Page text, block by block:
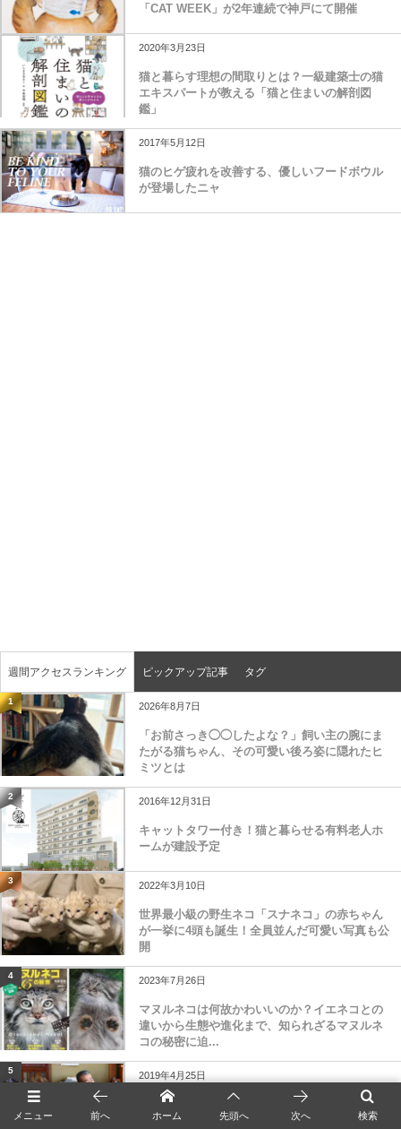
「CAT WEEK」が2年連続で神戸にて開催
2020年3月23日
猫と暮らす理想の間取りとは？一級建築士の猫
エキスパートが教える「猫と住まいの解剖図
鑑」
2017年5月12日
猫のヒゲ疲れを改善する、優しいフードボウル
が登場したニャ
週間アクセスランキング ピックアップ記事 タグ
1 2026年8月7日
「お前さっき◯◯したよな？」飼い主の腕にま
たがる猫ちゃん、その可愛い後ろ姿に隠れたヒ
ミツとは
2 2016年12月31日
キャットタワー付き！猫と暮らせる有料老人ホ
ームが建設予定
3 2022年3月10日
世界最小級の野生ネコ「スナネコ」の赤ちゃん
が一挙に4頭も誕生！全員並んだ可愛い写真も公
開
4 2023年7月26日
マヌルネコは何故かわいいのか？イエネコとの
違いから生態や進化まで、知られざるマヌルネ
コの秘密に迫...
5 2019年4月25日
猫がくれた優しい奇跡を描いた映画「初恋〜お
父さんチビがいなくなりました」鈴木杏×藤原博
メニュー 検索
前へ ホーム 先頭へ 次へ